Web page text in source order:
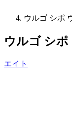
ウルゴ シポ
ウルゴ シ
エイト